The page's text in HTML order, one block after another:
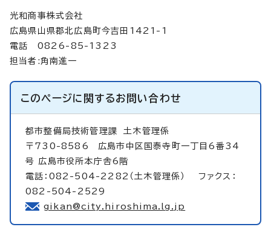
光和商事株式会社
広島県山県郡北広島町今吉田1421-1
電話 0826-85-1323
担当者:角南進一
このページに関するお問い合わせ
都市整備局技術管理課土木管理係
〒730-8586 広島市中区国泰寺町一丁目6番34
号 広島市役所本庁舎6階
電話：082-504-2282（土木管理係） ファクス：
082-504-2529
gikan@city.hiroshima.lg.jp